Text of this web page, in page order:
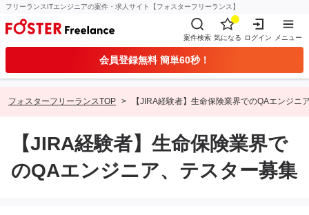
フリーランスITエンジニアの案件・求人サイト【フォスターフリーランス】
案件検索 気になる ログイン メニュー
会員登録無料 簡単60秒！
フォスターフリーランスTOP 【JIRA経験者】生命保険業界でのQAエンジニ
【JIRA経験者】生命保険業界で
のQAエンジニア、テスター募集